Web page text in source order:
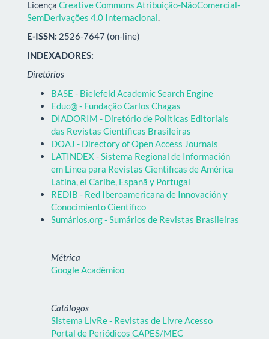
Licença Creative Commons Atribuição-NãoComercial-
SemDerivações 4.0 Internacional.
E-ISSN: 2526-7647 (on-line)
INDEXADORES:
Diretórios
BASE - Bielefeld Academic Search Engine
Educ@ - Fundação Carlos Chagas
DIADORIM - Diretório de Políticas Editoriais
das Revistas Científicas Brasileiras
DOAJ - Directory of Open Access Journals
LATINDEX - Sistema Regional de Información
em Línea para Revistas Científicas de América
Latina, el Caribe, Espanã y Portugal
REDIB - Red Iberoamericana de Innovación y
Conocimiento Científico
Sumários.org - Sumários de Revistas Brasileiras
Métrica
Google Acadêmico
Catálogos
Sistema LivRe - Revistas de Livre Acesso
Portal de Periódicos CAPES/MEC